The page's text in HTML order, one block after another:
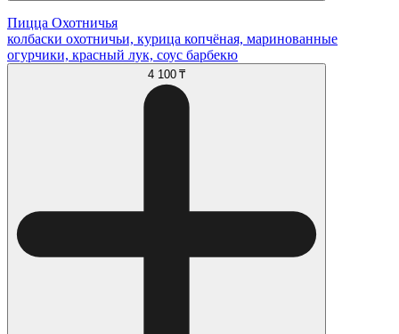
Пицца Охотничья
колбаски охотничьи, курица копчёная, маринованные
огурчики, красный лук, соус барбекю
4 100 ₸